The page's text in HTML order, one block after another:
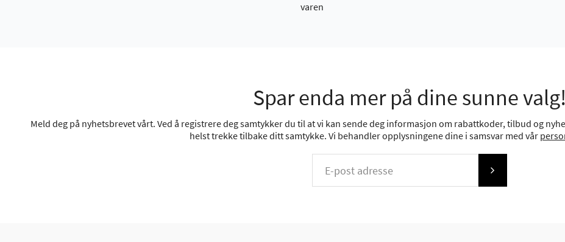
varen
Spar enda mer på dine sunne valg!
Meld deg på nyhetsbrevet vårt. Ved å registrere deg samtykker du til at vi kan sende deg informasjon om rabattkoder, tilbud og
helst trekke tilbake ditt samtykke. Vi behandler opplysningene dine i samsvar med vår